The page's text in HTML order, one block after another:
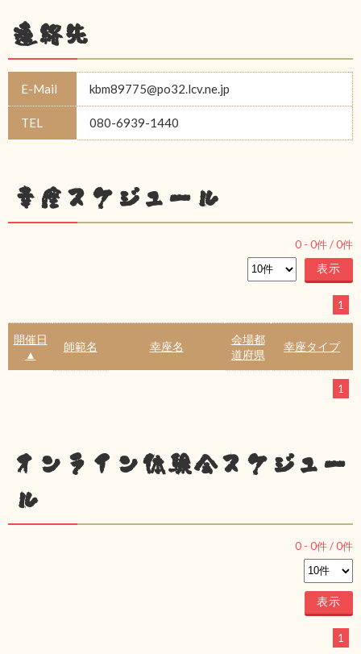
連絡先
E-Mail kbm89775@po32.lcv.ne.jp
TEL 080-6939-1440
幸座スケジュール
0 - 0件 /0件
1
開催日
▲
師範名 幸座名
会場都
道府県
幸座タイプ
1
オンライン体験会スケジュー
ル
0 - 0件 /0件
1